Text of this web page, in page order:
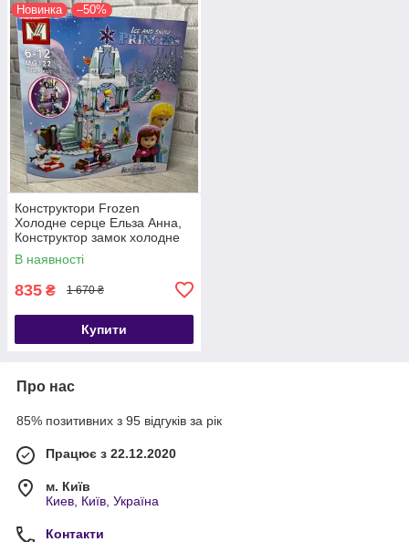
Новинка –50%
Конструктори Frozen
Холодне серце Ельза Анна,
Конструктор замок холодне
серце, Холодне серце лего
В наявності
835 ₴ 1 670 ₴
Купити
Про нас
85% позитивних з 95 відгуків за рік
Працює з 22.12.2020
м. Київ
Киев, Київ, Україна
Контакти